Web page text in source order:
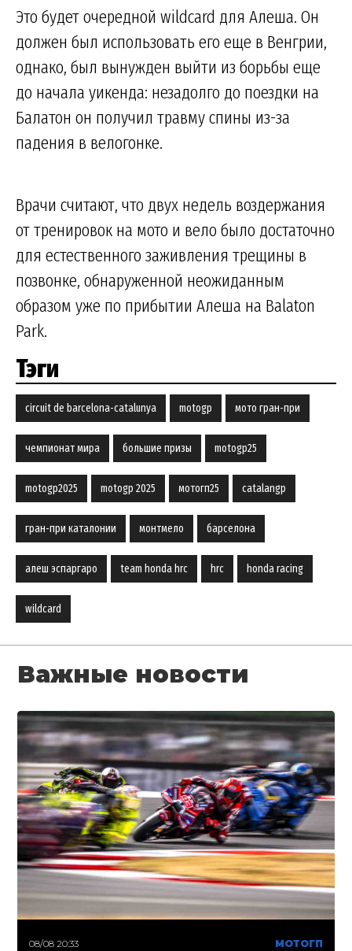
Это будет очередной wildcard для Алеша. Он
должен был использовать его еще в Венгрии,
однако, был вынужден выйти из борьбы еще
до начала уикенда: незадолго до поездки на
Балатон он получил травму спины из-за
падения в велогонке.
Врачи считают, что двух недель воздержания
от тренировок на мото и вело было достаточно
для естественного заживления трещины в
позвонке, обнаруженной неожиданным
образом уже по прибытии Алеша на Balaton
Park.
Тэги
circuit de barcelona-catalunya motogp мото гран-при
чемпионат мира большие призы motogp25
motogp2025 motogp 2025 мотогп25 catalangp
гран-при каталонии монтмело барселона
алеш эспаргаро team honda hrc hrc honda racing
wildcard
Важные новости
08/08 20:33 МОТОГП